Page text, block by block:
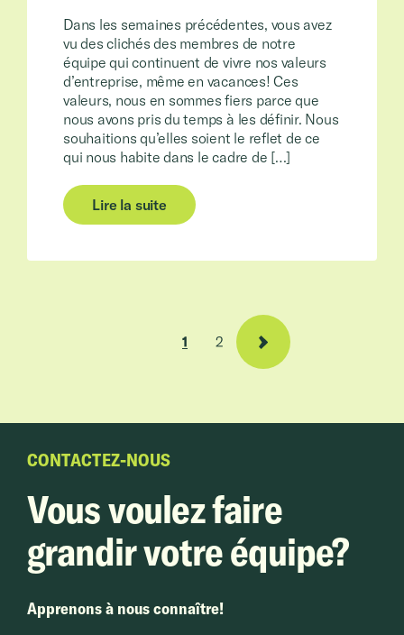
Dans les semaines précédentes, vous avez
vu des clichés des membres de notre
équipe qui continuent de vivre nos valeurs
d’entreprise, même en vacances! Ces
valeurs, nous en sommes fiers parce que
nous avons pris du temps à les définir. Nous
souhaitions qu’elles soient le reflet de ce
qui nous habite dans le cadre de […]
Lire la suite
1 2
CONTACTEZ-NOUS
Vous voulez faire
grandir votre équipe?
Apprenons à nous connaître!